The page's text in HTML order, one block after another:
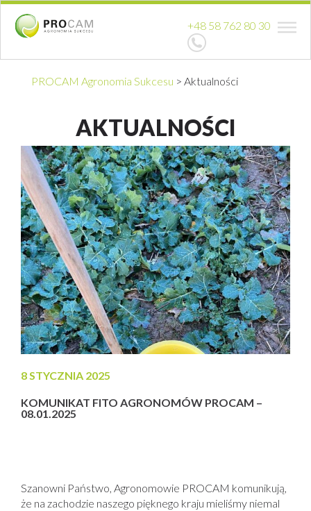
+48 58 762 80 30
PROCAM Agronomia Sukcesu > Aktualności
AKTUALNOŚCI
8 STYCZNIA 2025
KOMUNIKAT FITO AGRONOMÓW PROCAM –
08.01.2025
Szanowni Państwo, Agronomowie PROCAM komunikują,
że na zachodzie naszego pięknego kraju mieliśmy niemal